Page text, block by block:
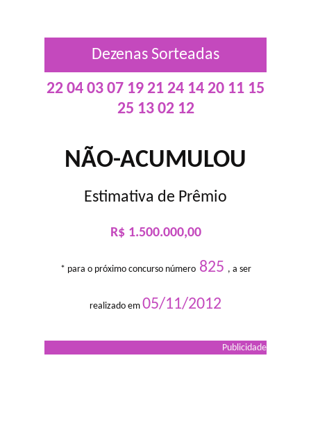
Dezenas Sorteadas
22 04 03 07 19 21 24 14 20 11 15
25 13 02 12
NÃO-ACUMULOU
Estimativa de Prêmio
R$ 1.500.000,00
* para o próximo concurso número825 , a ser
realizado em 05/11/2012
Publicidade